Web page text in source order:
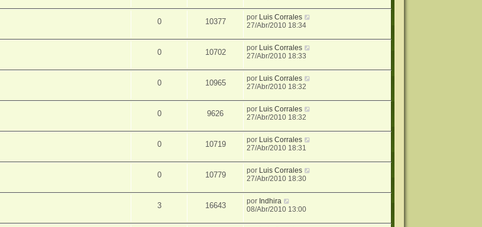
0 10377 por Luis Corrales
27/Abr/2010 18:34
0 10702 por Luis Corrales
27/Abr/2010 18:33
0 10965 por Luis Corrales
27/Abr/2010 18:32
0 9626 por Luis Corrales
27/Abr/2010 18:32
0 10719 por Luis Corrales
27/Abr/2010 18:31
0 10779 por Luis Corrales
27/Abr/2010 18:30
3 16643 por Indhira
08/Abr/2010 13:00